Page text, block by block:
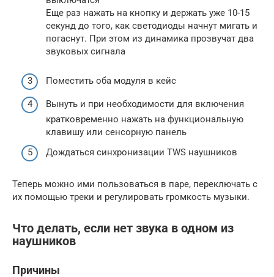
Еще раз нажать на кнопку и держать уже 10-15
секунд до того, как светодиоды начнут мигать и
погаснут. При этом из динамика прозвучат два
звуковых сигнала
Поместить оба модуля в кейс
Вынуть и при необходимости для включения
кратковременно нажать на функциональную
клавишу или сенсорную панель
Дождаться синхронизации TWS наушников
Теперь можно ими пользоваться в паре, переключать с
их помощью треки и регулировать громкость музыки.
Что делать, если нет звука в одном из
наушников
Причины